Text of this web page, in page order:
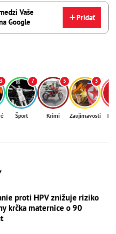
Vaše
Google
Pridať
3 7
Šport
5
Krimi
3
Zaujímavosti
proti HPV znižuje riziko
krčka maternice o 90